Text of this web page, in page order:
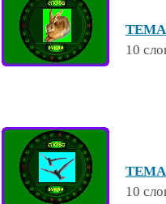
ТЕМА
10
10